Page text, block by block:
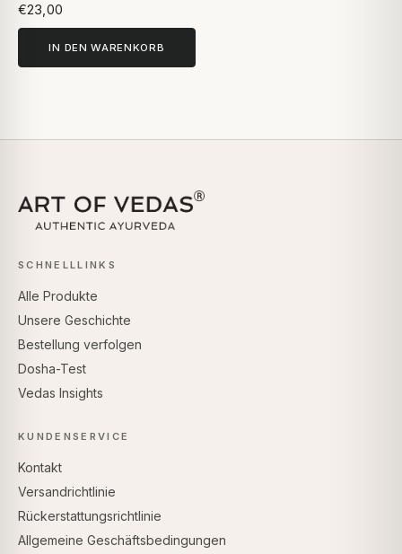
€23,00
IN DEN WARENKORB
SCHNELLLINKS
Alle Produkte
Unsere Geschichte
Bestellung verfolgen
Dosha-Test
Vedas Insights
KUNDENSERVICE
Kontakt
Versandrichtlinie
Rückerstattungsrichtlinie
Allgemeine Geschäftsbedingungen